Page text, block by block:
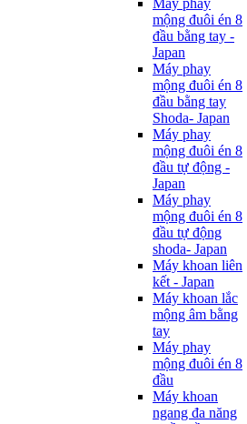
Máy phay
mộng đuôi én 8
đầu bằng tay -
Japan
Máy phay
mộng đuôi én 8
đầu bằng tay
Shoda- Japan
Máy phay
mộng đuôi én 8
đầu tự động -
Japan
Máy phay
mộng đuôi én 8
đầu tự động
shoda- Japan
Máy khoan liên
kết - Japan
Máy khoan lắc
mộng âm bằng
tay
Máy phay
mộng đuôi én 8
đầu
Máy khoan
ngang đa năng